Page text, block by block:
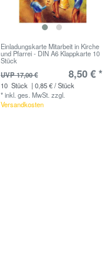
Einladungskarte Mitarbeit in Kirche
und Pfarrei - DIN A6 Klappkarte 10
Stück
UVP 17,00 €
8,50 € *
10 Stück | 0,85 € / Stück
*inkl. ges. MwSt. zzgl.
Versandkosten